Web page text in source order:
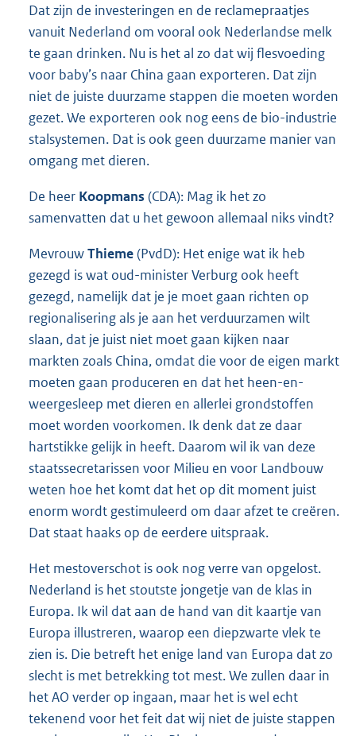
Dat zijn de investeringen en de reclamepraatjes
vanuit Nederland om vooral ook Nederlandse melk
te gaan drinken. Nu is het al zo dat wij flesvoeding
voor baby’s naar China gaan exporteren. Dat zijn
niet de juiste duurzame stappen die moeten worden
gezet. We exporteren ook nog eens de bio-industrie
stalsystemen. Dat is ook geen duurzame manier van
omgang met dieren.
De heer Koopmans (CDA): Mag ik het zo
samenvatten dat u het gewoon allemaal niks vindt?
MevrouwThieme(PvdD): Het enige wat ik heb
gezegd is wat oud-minister Verburg ook heeft
gezegd, namelijk dat je je moet gaan richten op
regionalisering als je aan het verduurzamen wilt
slaan, dat je juist niet moet gaan kijken naar
markten zoals China, omdat die voor de eigen markt
moeten gaan produceren en dat het heen-en-
weergesleep met dieren en allerlei grondstoffen
moet worden voorkomen. Ik denk dat ze daar
hartstikke gelijk in heeft. Daarom wil ik van deze
staatssecretarissen voor Milieu en voor Landbouw
weten hoe het komt dat het op dit moment juist
enorm wordt gestimuleerd om daar afzet te creëren.
Dat staat haaks op de eerdere uitspraak.
Het mestoverschot is ook nog verre van opgelost.
Nederland is het stoutste jongetje van de klas in
Europa. Ik wil dat aan de hand van dit kaartje van
Europa illustreren, waarop een diepzwarte vlek te
zien is. Die betreft het enige land van Europa dat zo
slecht is met betrekking tot mest. We zullen daar in
het AO verder op ingaan, maar het is wel echt
tekenend voor het feit dat wij niet de juiste stappen